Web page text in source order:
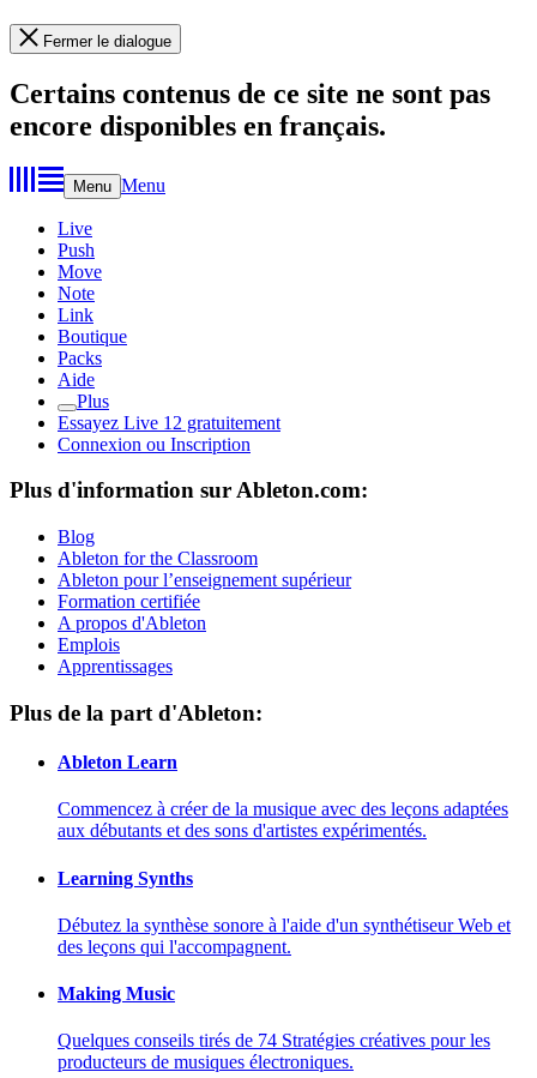
Fermer le dialogue
Certains contenus de ce site ne sont pas
encore disponibles en français.
Menu Menu
Live
Push
Move
Note
Link
Boutique
Packs
Aide
Plus
Essayez Live 12 gratuitement
Connexion ou Inscription
Plus d'information sur Ableton.com:
Blog
Ableton for the Classroom
Ableton pour l’enseignement supérieur
Formation certifiée
A propos d'Ableton
Emplois
Apprentissages
Plus de la part d'Ableton:
Ableton Learn
Commencez à créer de la musique avec des leçons adaptées
aux débutants et des sons d'artistes expérimentés.
Learning Synths
Débutez la synthèse sonore à l'aide d'un synthétiseur Web et
des leçons qui l'accompagnent.
Making Music
Quelques conseils tirés de 74 Stratégies créatives pour les
producteurs de musiques électroniques.